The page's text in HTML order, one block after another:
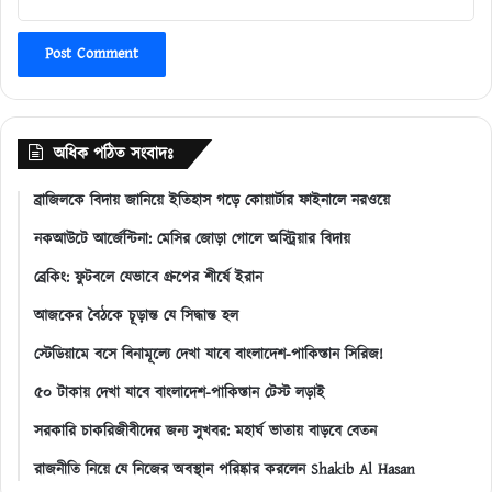
অধিক পঠিত সংবাদঃ
ব্রাজিলকে বিদায় জানিয়ে ইতিহাস গড়ে কোয়ার্টার ফাইনালে নরওয়ে
নকআউটে আর্জেন্টিনা: মেসির জোড়া গোলে অস্ট্রিয়ার বিদায়
ব্রেকিং: ফুটবলে যেভাবে গ্রুপের শীর্ষে ইরান
আজকের বৈঠকে চূড়ান্ত যে সিদ্ধান্ত হল
স্টেডিয়ামে বসে বিনামূল্যে দেখা যাবে বাংলাদেশ-পাকিস্তান সিরিজ!
৫০ টাকায় দেখা যাবে বাংলাদেশ-পাকিস্তান টেস্ট লড়াই
সরকারি চাকরিজীবীদের জন্য সুখবর: মহার্ঘ ভাতায় বাড়বে বেতন
রাজনীতি নিয়ে যে নিজের অবস্থান পরিষ্কার করলেন Shakib Al Hasan